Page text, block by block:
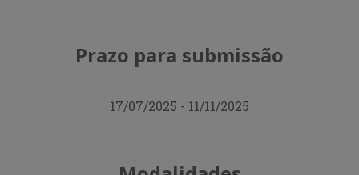
Prazo para submissão
17/07/2025 - 11/11/2025